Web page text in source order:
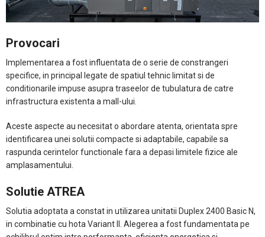
Provocari
Implementarea a fost influentata de o serie de constrangeri
specifice, in principal legate de spatiul tehnic limitat si de
conditionarile impuse asupra traseelor de tubulatura de catre
infrastructura existenta a mall-ului.
Aceste aspecte au necesitat o abordare atenta, orientata spre
identificarea unei solutii compacte si adaptabile, capabile sa
raspunda cerintelor functionale fara a depasi limitele fizice ale
amplasamentului.
Solutie ATREA
Solutia adoptata a constat in utilizarea unitatii Duplex 2400 Basic N,
in combinatie cu hota Variant II. Alegerea a fost fundamentata pe